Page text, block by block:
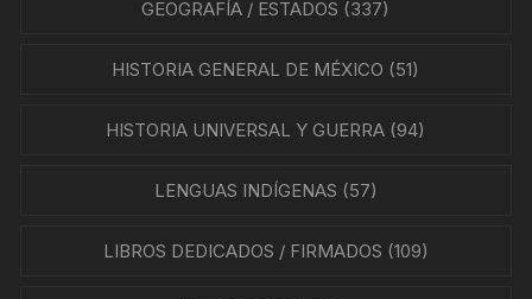
GEOGRAFÍA / ESTADOS (337)
HISTORIA GENERAL DE MÉXICO (51)
HISTORIA UNIVERSAL Y GUERRA (94)
LENGUAS INDÍGENAS (57)
LIBROS DEDICADOS / FIRMADOS (109)